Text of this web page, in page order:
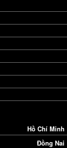
Hồ Chí Minh
Đồng Nai